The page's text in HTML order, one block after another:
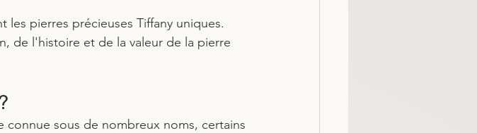
pierres précieuses Tiffany uniques.
de l'histoire et de la valeur de la pierre
connue sous de nombreux noms, certains